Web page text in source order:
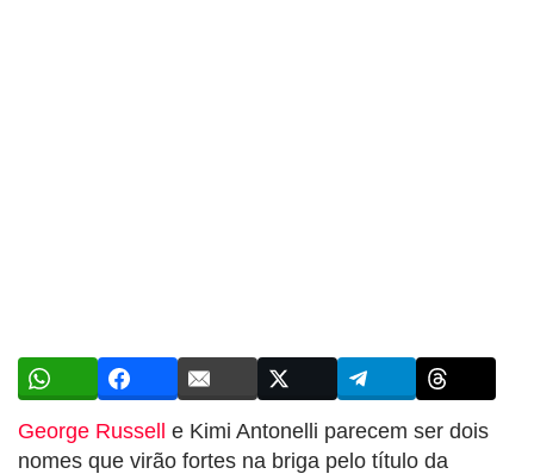
George Russell e Kimi Antonelli parecem ser dois
nomes que virão fortes na briga pelo título da